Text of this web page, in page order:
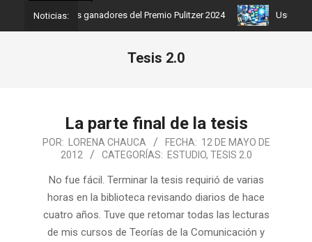
Noticias:
son los ganadores del Premio Pulitzer 2024 Usuarios de
Tesis 2.0
La parte final de la tesis
POR: LORENA CHAUCA FECHA: 12 DE MAYO DE
2012
CATEGORÍAS: ESTUDIO, TESIS 2.0
No fue fácil. Terminar la tesis requirió de varias
horas en la biblioteca revisando diarios de hace
cuatro años. Tuve que retomar todas las lecturas
de mis cursos de Teorías de la Comunicación y